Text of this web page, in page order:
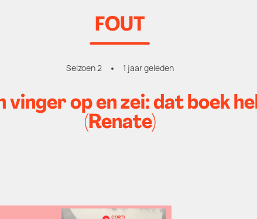
FOUT
Seizoen 2 1 jaar geleden
op en zei: dat boek
(Renate)